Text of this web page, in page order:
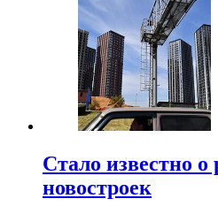
Стало известно о
новостроек